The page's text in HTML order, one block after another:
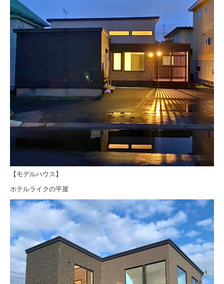
【モデルハウス】
ホテルライクの平屋